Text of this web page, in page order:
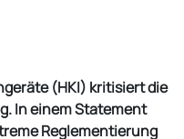
(HKI) kritisiert die
In einem Statement
Reglementierung